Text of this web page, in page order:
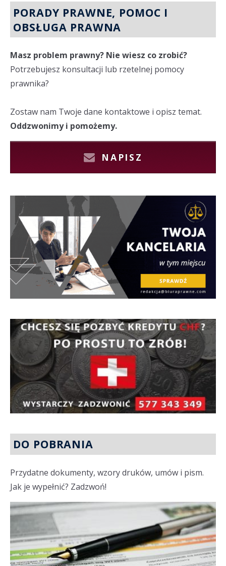
PORADY PRAWNE, POMOC I
OBSŁUGA PRAWNA
Masz problem prawny? Nie wiesz co zrobić?
Potrzebujesz konsultacji lub rzetelnej pomocy
prawnika?
Zostaw nam Twoje dane kontaktowe i opisz temat.
Oddzwonimy i pomożemy.
NAPISZ
DO POBRANIA
Przydatne dokumenty, wzory druków, umów i pism.
Jak je wypełnić? Zadzwoń!